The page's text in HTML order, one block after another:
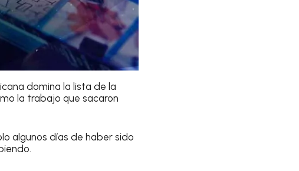
domina la lista de la
la trabajo que sacaron
algunos días de haber sido